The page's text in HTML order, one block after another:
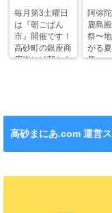
毎月第3土曜日
は『朝ごぱん
市』開催です！
高砂町の銀座商
店街には朝から
阿弥
鹿島
祭〜
がる
祭〜
高砂まにあ.com 運営